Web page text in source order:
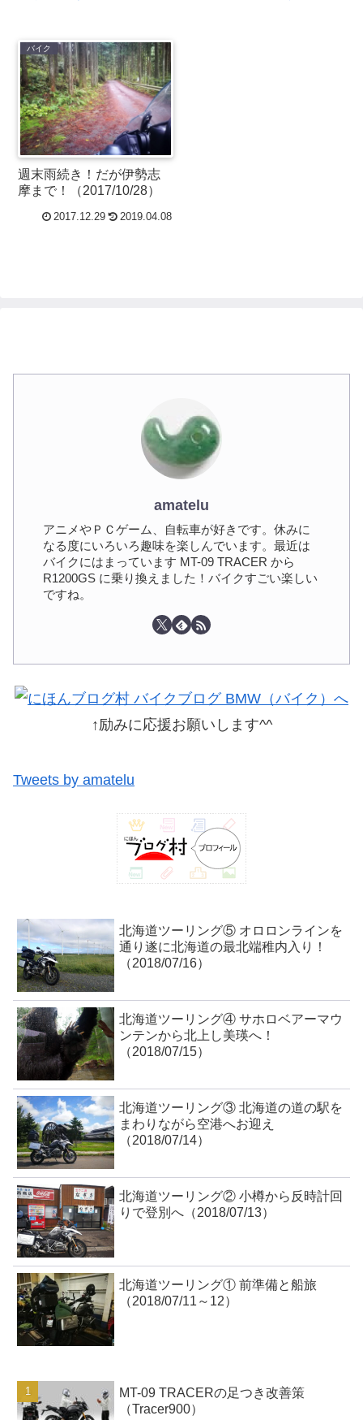
バイク
週末雨続き！だが伊勢志
摩まで！（2017/10/28）
2017.12.29 2019.04.08
amatelu
アニメやＰＣゲーム、自転車が好きです。休みに
なる度にいろいろ趣味を楽しんでいます。最近は
バイクにはまっています MT-09 TRACER から
R1200GS に乗り換えました！バイクすごい楽しい
ですね。
↑励みに応援お願いします^^
Tweets by amatelu
北海道ツーリング⑤ オロロンラインを
通り遂に北海道の最北端稚内入り！
（2018/07/16）
北海道ツーリング④ サホロベアーマウ
ンテンから北上し美瑛へ！
（2018/07/15）
北海道ツーリング③ 北海道の道の駅を
まわりながら空港へお迎え
（2018/07/14）
北海道ツーリング② 小樽から反時計回
りで登別へ（2018/07/13）
北海道ツーリング① 前準備と船旅
（2018/07/11～12）
MT-09 TRACERの足つき改善策
（Tracer900）